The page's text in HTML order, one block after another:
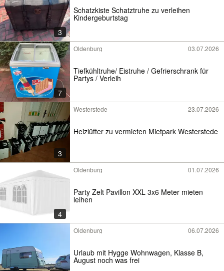
3
Schatzkiste Schatztruhe zu verleihen
Kindergeburtstag
7
Oldenburg 03.07.2026
Tiefkühltruhe/ Eistruhe / Gefrierschrank für
Partys / Verleih
3
Westerstede 23.07.2026
Heizlüfter zu vermieten Mietpark Westerstede
4
Oldenburg 01.07.2026
Party Zelt Pavillon XXL 3x6 Meter mieten
leihen
Oldenburg 06.07.2026
Urlaub mit Hygge Wohnwagen, Klasse B,
August noch was frei